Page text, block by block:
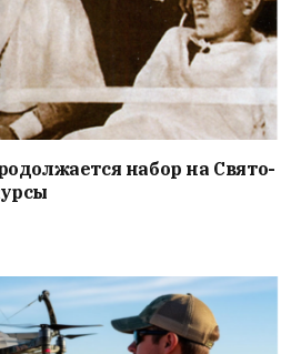
набор на Свято-